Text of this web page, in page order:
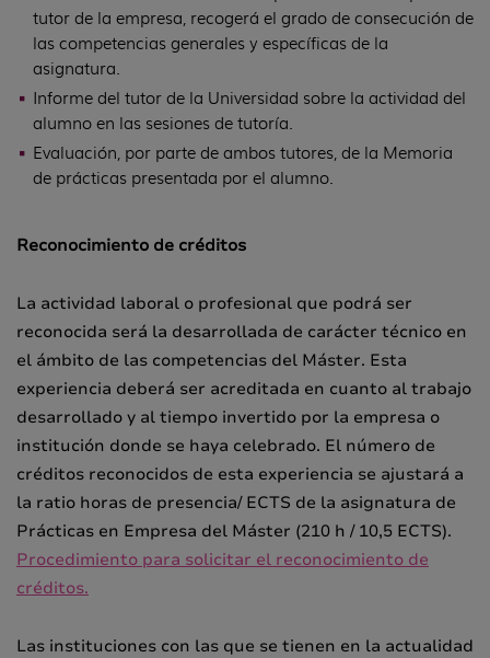
tutor de la empresa, recogerá el grado de consecución de
las competencias generales y específicas de la
asignatura.
Informe del tutor de la Universidad sobre la actividad del
alumno en las sesiones de tutoría.
Evaluación, por parte de ambos tutores, de la Memoria
de prácticas presentada por el alumno.
Reconocimiento de créditos
La actividad laboral o profesional que podrá ser
reconocida será la desarrollada de carácter técnico en
el ámbito de las competencias del Máster. Esta
experiencia deberá ser acreditada en cuanto al trabajo
desarrollado y al tiempo invertido por la empresa o
institución donde se haya celebrado. El número de
créditos reconocidos de esta experiencia se ajustará a
la ratio horas de presencia/ ECTS de la asignatura de
Prácticas en Empresa del Máster (210 h / 10,5 ECTS).
Procedimiento para solicitar el reconocimiento de
créditos.
Las instituciones con las que se tienen en la actualidad